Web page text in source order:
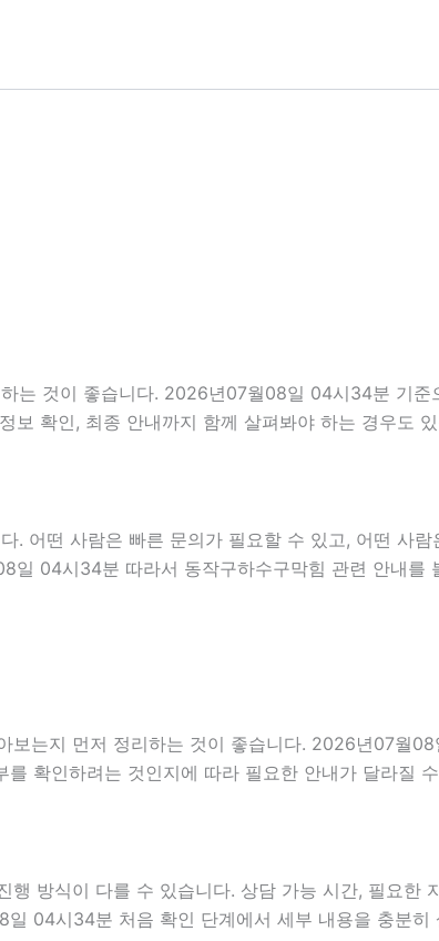
는 것이 좋습니다. 2026년07월08일 04시34분 기
확인, 최종 안내까지 함께 살펴봐야 하는 경우도
. 어떤 사람은 빠른 문의가 필요할 수 있고, 어떤 사
04시34분 따라서 동작구하수구막힘 관련 안내를
보는지 먼저 정리하는 것이 좋습니다. 2026년07월
확인하려는 것인지에 따라 필요한 안내가 달라질
방식이 다를 수 있습니다. 상담 가능 시간, 필요한
04시34분 처음 확인 단계에서 세부 내용을 충분히